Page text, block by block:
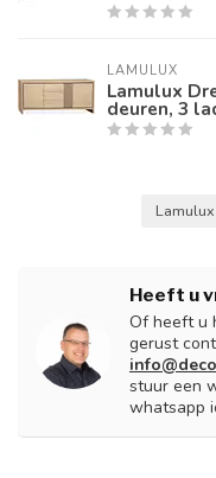
LAMULUX
Lamulux
deuren, 3
Lamulux
Heeft u
Of heeft u
gerust
stuur een
whatsapp